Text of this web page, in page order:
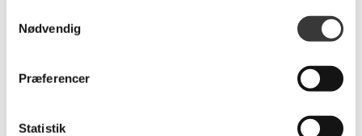
Nødvendig
Præferencer
Statistik